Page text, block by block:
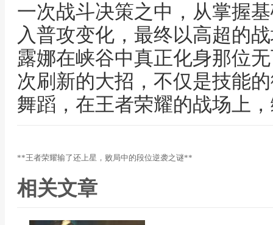
一次战斗决策之中，从掌握
入普攻变化，最终以高超的
露娜在峡谷中真正化身那位
次刷新的大招，不仅是技能
舞蹈，在王者荣耀的战场上
**王者荣耀输了还上星，败局中的段位逆袭之谜**
相关文章